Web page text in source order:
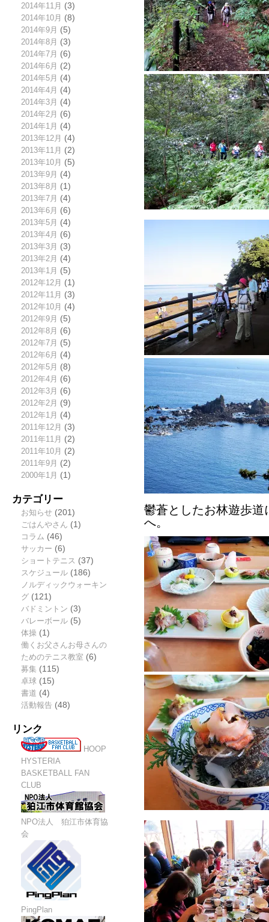
2014年11月 (3)
2014年10月 (8)
2014年9月 (5)
2014年8月 (3)
2014年7月 (6)
2014年6月 (2)
2014年5月 (4)
2014年4月 (4)
2014年3月 (4)
2014年2月 (6)
2014年1月 (4)
2013年12月 (4)
2013年11月 (2)
2013年10月 (5)
2013年9月 (4)
2013年8月 (1)
2013年7月 (4)
2013年6月 (6)
2013年5月 (4)
2013年4月 (6)
2013年3月 (3)
2013年2月 (4)
2013年1月 (5)
2012年12月 (1)
2012年11月 (3)
2012年10月 (4)
2012年9月 (5)
2012年8月 (6)
2012年7月 (5)
2012年6月 (4)
2012年5月 (8)
2012年4月 (6)
2012年3月 (6)
2012年2月 (9)
2012年1月 (4)
2011年12月 (3)
2011年11月 (2)
2011年10月 (2)
2011年9月 (2)
2000年1月 (1)
カテゴリー
お知らせ(201)
ごはんやさん (1)
コラム (46)
サッカー (6)
ショートテニス (37)
スケジュール(186)
ノルディックウォーキン
グ(121)
バドミントン (3)
バレーボール(5)
体操(1)
働くお父さんお母さんの
ためのテニス教室 (6)
募集 (115)
卓球 (15)
書道 (4)
活動報告(48)
リンク
HOOP
HYSTERIA
BASKETBALL FAN
CLUB
NPO法人 狛江市体育協
会
PingPlan
鬱蒼としたお林遊歩
へ。